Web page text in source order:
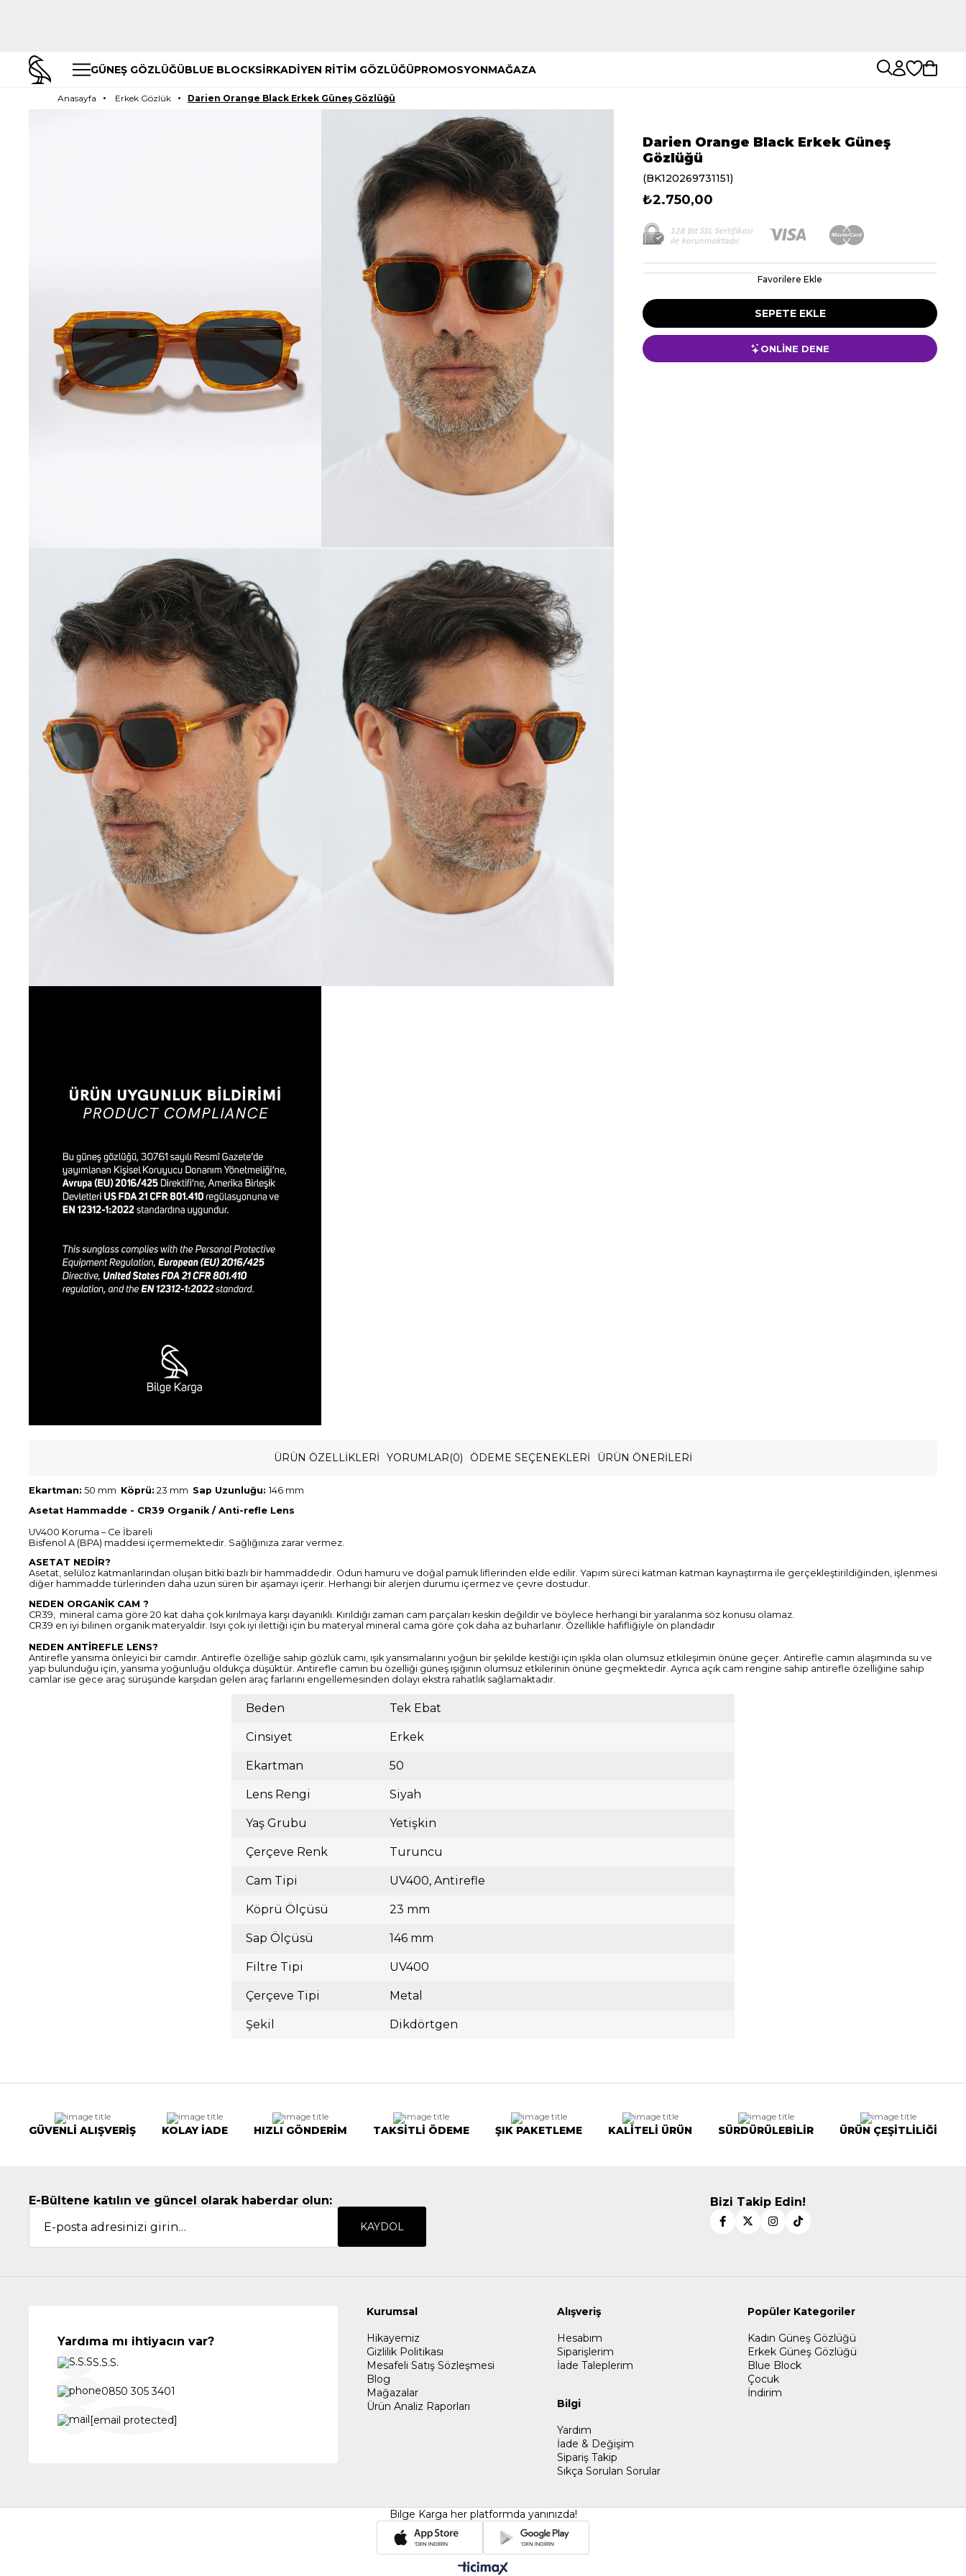
GÜNEŞ GÖZLÜĞÜBLUE BLOCKSİRKADİYEN RİTİM GÖZLÜĞÜPROMOSYONMAĞAZA
Anasayfa Erkek Gözlük Darien Orange Black Erkek Güneş Gözlüğü
Darien Orange Black Erkek Güneş
Gözlüğü
(BK120269731151)
₺2.750,00
Favorilere Ekle
ONLİNE DENE
ÜRÜN ÖZELLIKLERI YORUMLAR(0) ÖDEME SEÇENEKLERI ÜRÜN ÖNERILERI
Ekartman: 50 mm Köprü: 23 mm Sap Uzunluğu: 146 mm
Asetat Hammadde - CR39 Organik / Anti-refle Lens
UV400 Koruma – Ce İbareli
Bisfenol A (BPA) maddesi içermemektedir. Sağlığınıza zarar vermez.
ASETAT NEDİR?
Asetat, selüloz katmanlarından oluşan bitki bazlı bir hammaddedir. Odun hamuru ve doğal pamuk liflerinden elde edilir. Yapım süreci katman katman kaynaştırma ile gerçekleştirildiğinden, işlenmesi
diğer hammadde türlerinden daha uzun süren bir aşamayı içerir. Herhangi bir alerjen durumu içermez ve çevre dostudur.
NEDEN ORGANİK CAM ?
CR39, mineral cama göre 20 kat daha çok kırılmaya karşı dayanıklı. Kırıldığı zaman cam parçaları keskin değildir ve böylece herhangi bir yaralanma söz konusu olamaz.
CR39 en iyi bilinen organik materyaldir. Isıyı çok iyi ilettiği için bu materyal mineral cama göre çok daha az buharlanır. Özellikle hafifliğiyle ön plandadır
NEDEN ANTİREFLE LENS?
Antirefle yansıma önleyici bir camdır. Antirefle özelliğe sahip gözlük camı, ışık yansımalarını yoğun bir şekilde kestiği için ışıkla olan olumsuz etkileşimin önüne geçer. Antirefle camın alaşımında su ve
yap bulunduğu için, yansıma yoğunluğu oldukça düşüktür. Antirefle camın bu özelliği güneş ışığının olumsuz etkilerinin önüne geçmektedir. Ayrıca açık cam rengine sahip antirefle özelliğine sahip
camlar ise gece araç sürüşünde karşıdan gelen araç farlarını engellemesinden dolayı ekstra rahatlık sağlamaktadır.
Beden Tek Ebat
Cinsiyet Erkek
Ekartman 50
Lens Rengi Siyah
Yaş Grubu Yetişkin
Çerçeve Renk Turuncu
Cam Tipi UV400 Antirefle
Köprü Ölçüsü 23 mm
Sap Ölçüsü 146 mm
Filtre Tipi UV400
Çerçeve Tipi Metal
Şekil Dikdörtgen
GÜVENLİ ALIŞVERİŞ KOLAY İADE HIZLI GÖNDERİM TAKSİTLİ ÖDEME ŞIK PAKETLEME KALİTELİ ÜRÜN SÜRDÜRÜLEBİLİR ÜRÜN ÇEŞİTLİLİĞİ
E-Bültene katılın ve güncel olarak haberdar olun:
KAYDOL
Bizi Takip Edin!
Yardıma mı ihtiyacın var?
S.S.S.
0850 305 3401
[email protected]
Kurumsal
Hikayemiz
Gizlilik Politikası
Mesafeli Satış Sözleşmesi
Blog
Mağazalar
Ürün Analiz Raporları
Alışveriş
Hesabım
Siparişlerim
İade Taleplerim
Bilgi
Yardım
İade & Değişim
Sipariş Takip
Sıkça Sorulan Sorular
Popüler Kategoriler
Kadın Güneş Gözlüğü
Erkek Güneş Gözlüğü
Blue Block
Çocuk
İndirim
Bilge Karga her platformda yanınızda!